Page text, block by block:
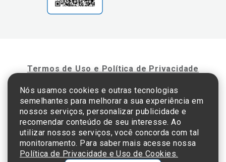
Termos de Uso e Política de Privacidade
©2025 Einstein Hospital Israelita -TODOS OS DIREITOS RESERVADOS
CNPJ: 60.765.823/0001-30 - Endereço: Av. Albert Einstein, 627 - Morumbi - São
Paulo - SP - 05652-000
Nós usamos cookies e outras tecnologias
semelhantes para melhorar a sua experiência em
nossos serviços, personalizar publicidade e
recomendar conteúdo de seu interesse. Ao
utilizar nossos serviços, você concorda com tal
monitoramento. Para saber mais acesse nossa
Política de Privacidade e Uso de Cookies.